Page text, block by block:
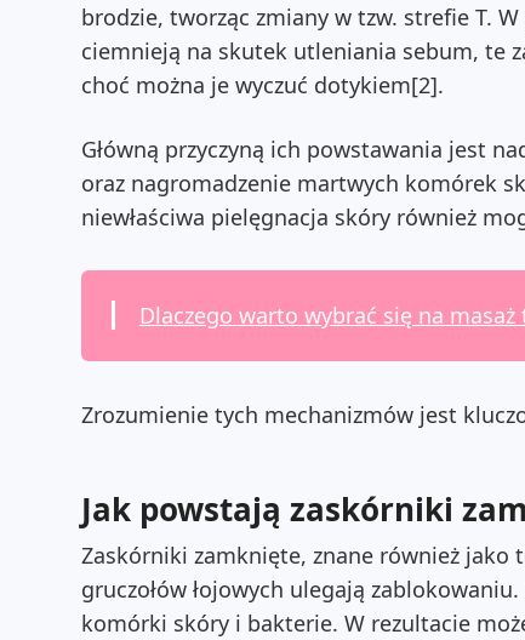
brodzie, tworząc zmiany w tzw. strefie T.
ciemnieją na skutek utleniania sebum, te
choć można je wyczuć dotykiem[2].
Główną przyczyną ich powstawania jest
oraz nagromadzenie martwych komórek
niewłaściwa pielęgnacja skóry również
Dlaczego warto wybrać się na masaż
Zrozumienie tych mechanizmów jest
Jak powstają zaskórniki
Zaskórniki zamknięte, znane również
gruczołów łojowych ulegają
komórki skóry i bakterie. W rezultacie